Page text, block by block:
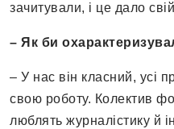
зачитували, і це дало
– Як би
– У нас він класний, усі
свою роботу. Колектив
люблять журналістику й